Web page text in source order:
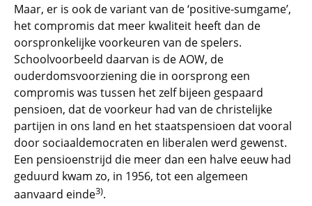
Maar, er is ook de variant van de ‘positive-sumgame’,
het compromis dat meer kwaliteit heeft dan de
oorspronkelijke voorkeuren van de spelers.
Schoolvoorbeeld daarvan is de AOW, de
ouderdomsvoorziening die in oorsprong een
compromis was tussen het zelf bijeen gespaard
pensioen, dat de voorkeur had van de christelijke
partijen in ons land en het staatspensioen dat vooral
door sociaaldemocraten en liberalen werd gewenst.
Een pensioenstrijd die meer dan een halve eeuw had
geduurd kwam zo, in 1956, tot een algemeen
aanvaard einde3).